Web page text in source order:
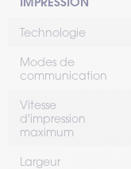
Technologie
Modes de
communication
Vitesse
d'impression
maximum
Largeur